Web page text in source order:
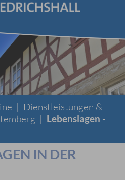
| Dienstleistungen &
| Lebenslagen -
IN DER